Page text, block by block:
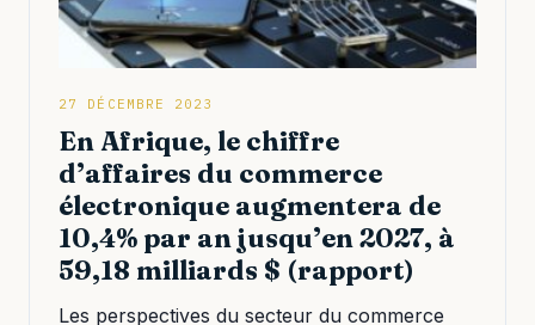
27 DÉCEMBRE 2023
En Afrique, le chiffre
d’affaires du commerce
électronique augmentera de
10,4% par an jusqu’en 2027, à
59,18 milliards $ (rapport)
Les perspectives du secteur du commerce